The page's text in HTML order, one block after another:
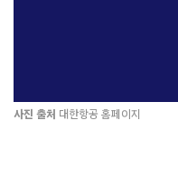
사진 출처 대한항공 홈페이지